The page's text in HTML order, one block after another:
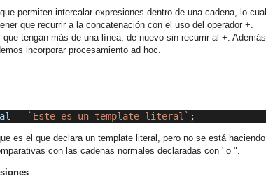
permiten intercalar expresiones dentro de una cadena, lo cual
que recurrir a la concatenación con el uso del operador +.
tengan más de una línea, de nuevo sin recurrir al +. Además
incorporar procesamiento ad hoc.
= `Este es un template literal` ;
es el que declara un template literal, pero no se está haciendo
con las cadenas normales declaradas con ' o ".